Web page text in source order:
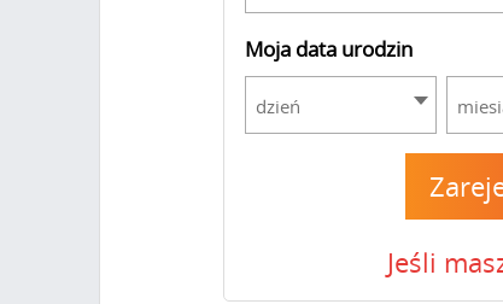
Moja data urodzin
dzień
Jeśli